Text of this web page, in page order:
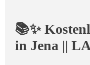
📚✨
in Jena ||